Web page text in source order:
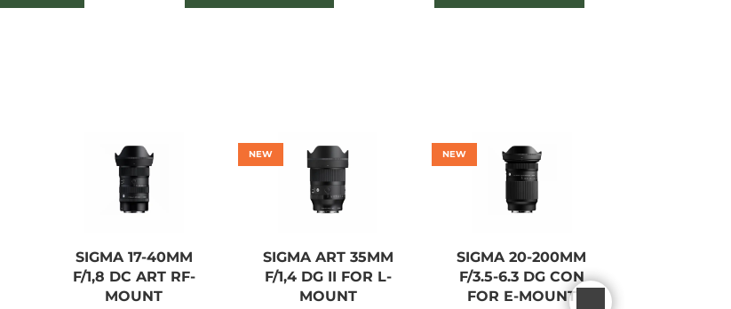
SIGMA 17-40MM
F/1,8 DC ART RF-
MOUNT
NEW
SIGMA ART 35MM
F/1,4 DG II FOR L-
MOUNT
NEW
SIGMA 20-200MM
F/3.5-6.3 DG CON
FOR E-MOUNT